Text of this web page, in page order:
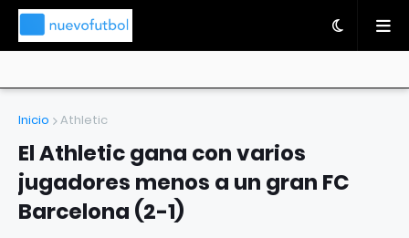
Inicio Athletic
El Athletic gana con varios
jugadores menos a un gran FC
Barcelona (2-1)